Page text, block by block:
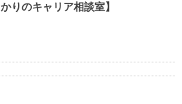
かりのキャリア相談室】